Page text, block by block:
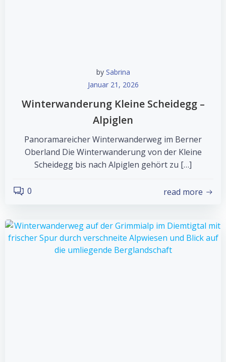
by Sabrina
Januar 21, 2026
Winterwanderung Kleine Scheidegg –
Alpiglen
Panoramareicher Winterwanderweg im Berner
Oberland Die Winterwanderung von der Kleine
Scheidegg bis nach Alpiglen gehört zu […]
0 read more